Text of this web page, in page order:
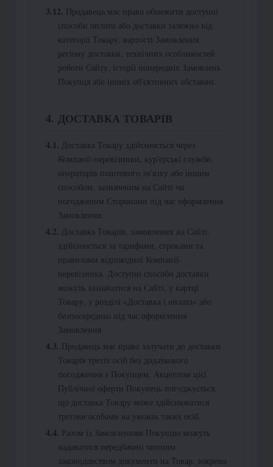
Продавець має право обмежити доступні
способи оплати або доставки залежно від
категорії Товару, вартості Замовлення,
регіону доставки, технічних особливостей
роботи Сайту, історії попередніх Замовлень
Покупця або інших об'єктивних обставин.
4. ДОСТАВКА ТОВАРІВ
Доставка Товару здійснюється через
Компанії-перевізники, кур'єрські служби,
операторів поштового зв'язку або іншим
способом, зазначеним на Сайті чи
погодженим Сторонами під час оформлення
Замовлення.
Доставка Товарів, замовлених на Сайті,
здійснюється за тарифами, строками та
правилами відповідної Компанії-
перевізника. Доступні способи доставки
можуть зазначатися на Сайті, у картці
Товару, у розділі «Доставка і оплата» або
безпосередньо під час оформлення
Замовлення.
Продавець має право залучати до доставки
Товарів третіх осіб без додаткового
погодження з Покупцем. Акцептом цієї
Публічної оферти Покупець погоджується,
що доставка Товару може здійснюватися
третіми особами на умовах таких осіб.
Разом із Замовленням Покупцю можуть
надаватися передбачені чинним
законодавством документи на Товар, зокрема